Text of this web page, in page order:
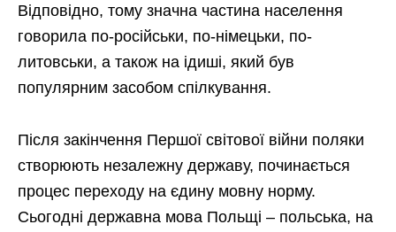
Відповідно, тому значна частина населення
говорила по-російськи, по-німецьки, по-
литовськи, а також на ідиші, який був
популярним засобом спілкування.
Після закінчення Першої світової війни поляки
створюють незалежну державу, починається
процес переходу на єдину мовну норму.
Сьогодні державна мова Польщі – польська, на